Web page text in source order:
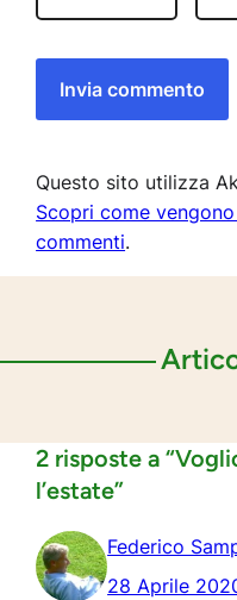
Questo sito utilizza
Scopri come
commenti.
2 risposte a
l’estate”
Federico
28 Aprile